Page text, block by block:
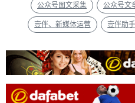
公众号图文采集 公众号文
壹伴、新媒体运营 壹伴助手